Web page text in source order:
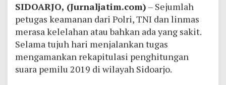
SIDOARJO, (Jurnaljatim.com) – Sejumlah
petugas keamanan dari Polri, TNI dan linmas
merasa kelelahan atau bahkan ada yang sakit.
Selama tujuh hari menjalankan tugas
mengamankan rekapitulasi penghitungan
suara pemilu 2019 di wilayah Sidoarjo.